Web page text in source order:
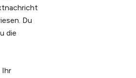
Du
die
Ihr